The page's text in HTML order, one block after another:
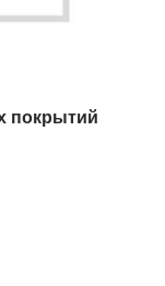
покрытий